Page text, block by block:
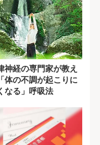
神経の専門家が教え
体の不調が起こりに
なる」呼吸法